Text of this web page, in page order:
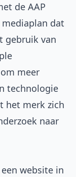
de AAP
dat
gebruik van
meer
technologie
het merk zich
naar
website in